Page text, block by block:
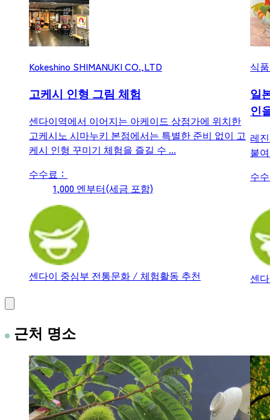
Kokeshino SHIMANUKI CO.,LTD
고케시 인형 그림 체험
센다이역에서 이어지는 아케이드 상점가에 위치한
고케시노 시마누키 본점에서는 특별한 준비 없이 고
케시 인형 꾸미기 체험을 즐길 수 ...
수수료：
1,000 엔부터(세금 포함)
센다이 중심부 전통문화 / 체험활동 추천
식
일
인
레
붙
수
센
근처 명소